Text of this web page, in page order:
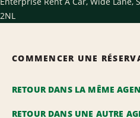
2NL
COMMENCER UNE
RETOUR DANS LA MÊME
RETOUR DANS UNE AUTRE